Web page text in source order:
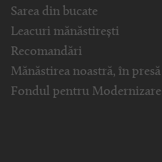
Sarea din bucate
Leacuri mănăstirești
Recomandări
Mănăstirea noastră, în presă
Fondul pentru Modernizare